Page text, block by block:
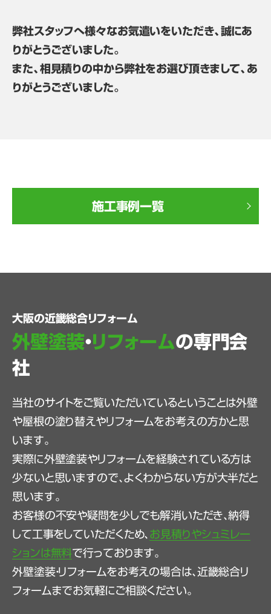
弊社スタッフへ様々なお気遣いをいただき、誠にあ
りがとうございました。
また、相見積りの中から弊社をお選び頂きまして、あ
りがとうございました。
施工事例一覧
大阪の近畿総合リフォーム
外壁塗装・リフォームの専門会
社
当社のサイトをご覧いただいているということは外壁
や屋根の塗り替えやリフォームをお考えの方かと思
います。
実際に外壁塗装やリフォームを経験されている方は
少ないと思いますので、よくわからない方が大半だと
思います。
お客様の不安や疑問を少しでも解消いただき、納得
して工事をしていただくため、 お見積りやシュミレー
ションは無料で行っております。
外壁塗装・リフォームをお考えの場合は、近畿総合リ
フォームまでお気軽にご相談ください。